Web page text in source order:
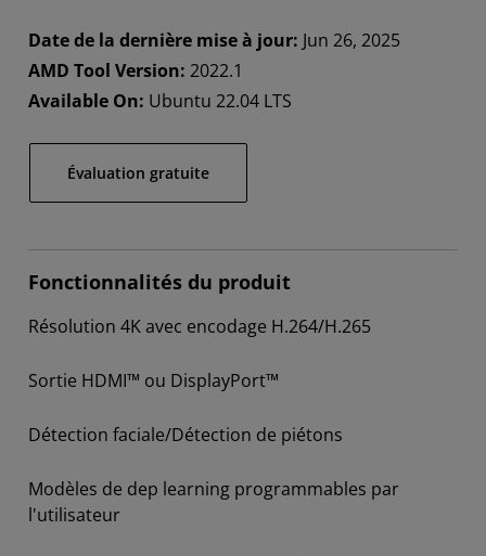
Date de la dernière mise à jour: Jun 26, 2025
AMD Tool Version: 2022.1
Available On: Ubuntu 22.04 LTS
Évaluation gratuite
Fonctionnalités du produit
Résolution 4K avec encodage H.264/H.265
Sortie HDMI™ ou DisplayPort™
Détection faciale/Détection de piétons
Modèles de dep learning programmables par
l'utilisateur